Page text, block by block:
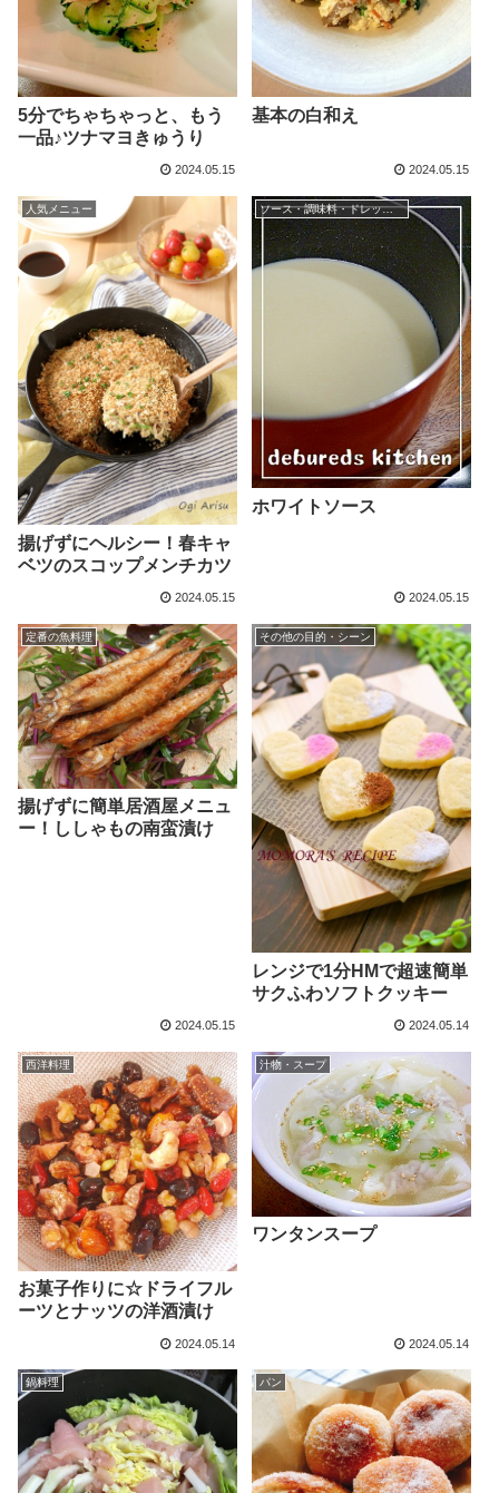
5分でちゃちゃっと、もう
一品♪ツナマヨきゅうり
2024.05.15
基本の白和え
2024.05.15
人気メニュー
揚げずにヘルシー！春キャ
ベツのスコップメンチカツ
2024.05.15
ソース・調味料・ドレッシング
ホワイトソース
2024.05.15
定番の魚料理
揚げずに簡単居酒屋メニュ
ー！ししゃもの南蛮漬け
2024.05.15
その他の目的・シーン
レンジで1分HMで超速簡単
サクふわソフトクッキー
2024.05.14
西洋料理
お菓子作りに☆ドライフル
ーツとナッツの洋酒漬け
2024.05.14
汁物・スープ
ワンタンスープ
2024.05.14
鍋料理 パン